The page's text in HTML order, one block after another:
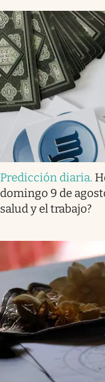
Predicción diaria.
domingo 9 de
salud y el trabajo?